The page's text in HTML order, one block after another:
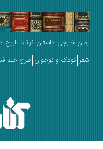
خارجی داستان کوتاه تاریخ دین و
کودک و نوجوان طرح جلد فیلم طنز